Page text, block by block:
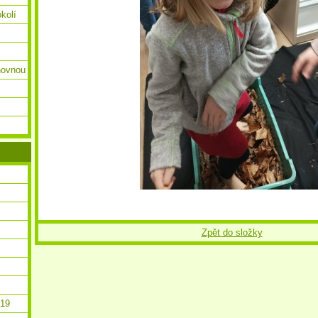
Zpět do složky